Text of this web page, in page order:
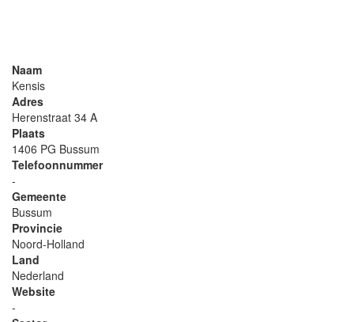
Naam
Kensis
Adres
Herenstraat 34 A
Plaats
1406 PG Bussum
Telefoonnummer
-
Gemeente
Bussum
Provincie
Noord-Holland
Land
Nederland
Website
-